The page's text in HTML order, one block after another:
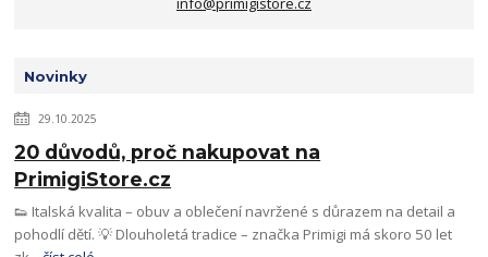
Novinky
29.10.2025
20 důvodů, proč nakupovat na
PrimigiStore.cz
👟 Italská kvalita – obuv a oblečení navržené s důrazem na detail a
pohodlí dětí. 💡 Dlouholetá tradice – značka Primigi má skoro 50 let